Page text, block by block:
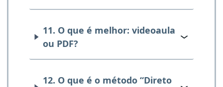
11. O que é melhor: videoaula
ou PDF?
12. O que é o método “Direto